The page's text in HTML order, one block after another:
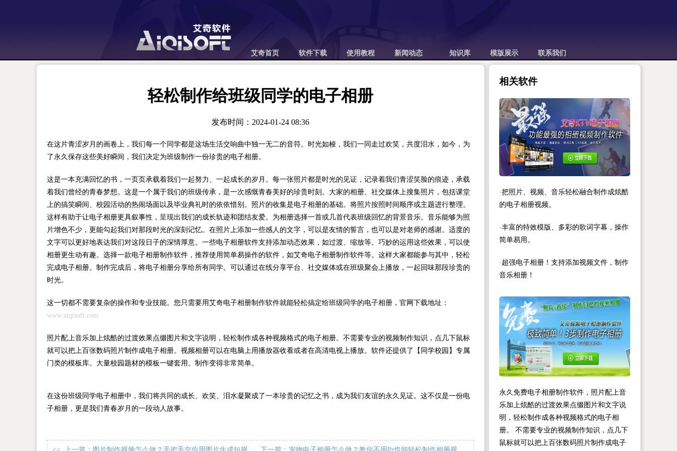
艾奇首页 软件下载 使用教程 新闻动态 知识库 模版展示 联系我们
轻松制作给班级同学的电子相册
发布时间：2024-01-24 08:36
在这片青涩岁月的画卷上，我们每一个同学都是这场生活交响曲中独一无二的音符。时光如梭，我们一同走过欢笑，共度泪水，如今，为
了永久保存这些美好瞬间，我们决定为班级制作一份珍贵的电子相册。
这是一本充满回忆的书，一页页承载着我们一起努力、一起成长的岁月。每一张照片都是时光的见证，记录着我们青涩笑脸的痕迹，承载
着我们曾经的青春梦想。这是一个属于我们的班级传承，是一次感慨青春美好的珍贵时刻。大家的相册、社交媒体上搜集照片，包括课堂
上的搞笑瞬间、校园活动的热闹场面以及毕业典礼时的依依惜别。照片的收集是电子相册的基础。将照片按照时间顺序或主题进行整理。
这样有助于让电子相册更具叙事性，呈现出我们的成长轨迹和团结友爱。为相册选择一首或几首代表班级回忆的背景音乐。音乐能够为照
片增色不少，更能勾起我们对那段时光的深刻记忆。在照片上添加一些感人的文字，可以是友情的誓言，也可以是对老师的感谢。适度的
文字可以更好地表达我们对这段日子的深情厚意。一些电子相册软件支持添加动态效果，如过渡、缩放等。巧妙的运用这些效果，可以使
相册更生动有趣。选择一款电子相册制作软件，推荐使用简单易操作的软件，如艾奇电子相册制作软件等。这样大家都能参与其中，轻松
完成电子相册。制作完成后，将电子相册分享给所有同学。可以通过在线分享平台、社交媒体或在班级聚会上播放，一起回味那段珍贵的
时光。
这一切都不需要复杂的操作和专业技能。您只需要用艾奇电子相册制作软件就能轻松搞定给班级同学的电子相册，官网下载地址：
www.aiqisoft.com
照片配上音乐加上炫酷的过渡效果点缀图片和文字说明，轻松制作成各种视频格式的电子相册。不需要专业的视频制作知识，点几下鼠标
就可以把上百张数码照片制作成电子相册。视频相册可以在电脑上用播放器收看或者在高清电视上播放。软件还提供了【同学校园】专属
门类的模板库。大量校园题材的模板一键套用。制作变得非常简单。
在这份班级同学电子相册中，我们将共同的成长、欢笑、泪水凝聚成了一本珍贵的记忆之书，成为我们友谊的永久见证。这不仅是一份电
子相册，更是我们青春岁月的一段动人故事。
相关软件
·把照片、视频、音乐轻松融合制作成炫酷
的电子相册视频。
·丰富的特效模版、多彩的歌词字幕，操作
简单易用。
·超强电子相册！支持添加视频文件，制作
音乐相册！
永久免费电子相册制作软件，照片配上音
乐加上炫酷的过渡效果点缀图片和文字说
明，轻松制作成各种视频格式的电子相
册。 不需要专业的视频制作知识，点几下
鼠标就可以把上百张数码照片制作成电子